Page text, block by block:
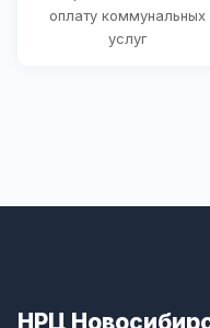
оплату коммунальных
услуг
НРЦ